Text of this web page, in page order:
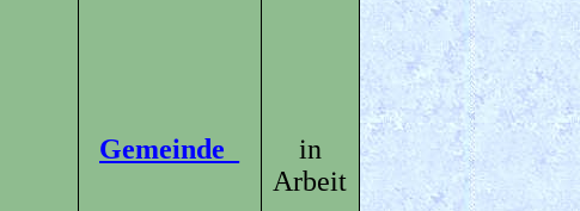
Gemeinde_
in
Arbeit